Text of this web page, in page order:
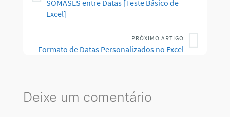
SOMASES entre Datas [Teste Básico de
Excel]
PRÓXIMO ARTIGO
Formato de Datas Personalizados no Excel
Deixe um comentário